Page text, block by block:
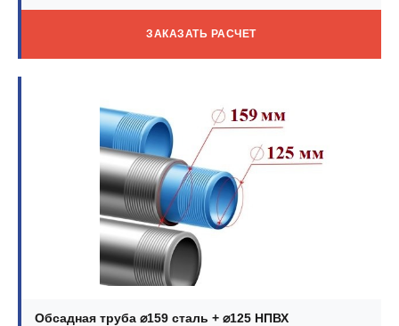
ЗАКАЗАТЬ РАСЧЕТ
Обсадная труба ⌀159 сталь + ⌀125 НПВХ